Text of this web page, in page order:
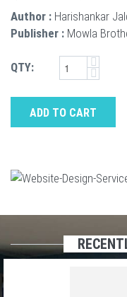
Author : Harishankar
Publisher : Mowla
QTY:
ADD TO CART